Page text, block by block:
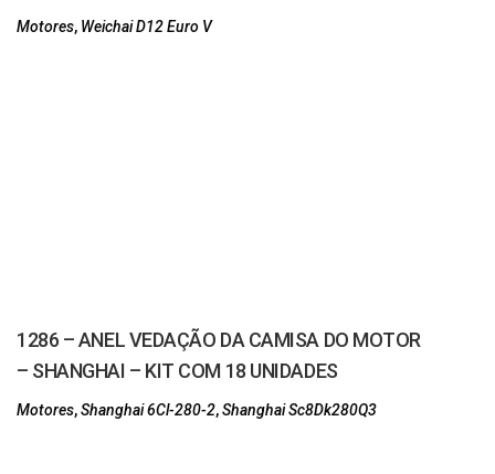
Motores, Weichai D12 Euro V
1286 – ANEL VEDAÇÃO DA CAMISA DO MOTOR
– SHANGHAI – KIT COM 18 UNIDADES
Motores,Shanghai 6Cl-280-2,Shanghai Sc8Dk280Q3